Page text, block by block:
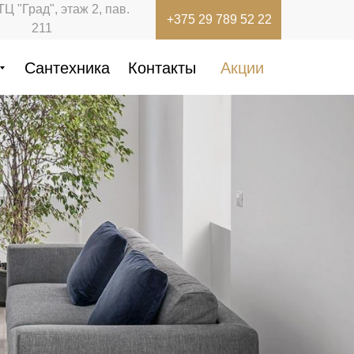
Сантехника Контакты Акции
+375 29 789 52 22
"Град", этаж 2, пав.
211